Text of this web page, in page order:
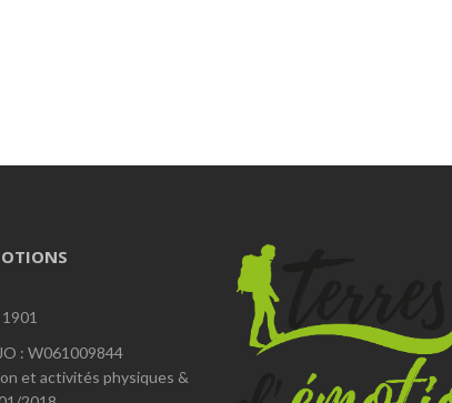
: W061009844
et activités physiques &